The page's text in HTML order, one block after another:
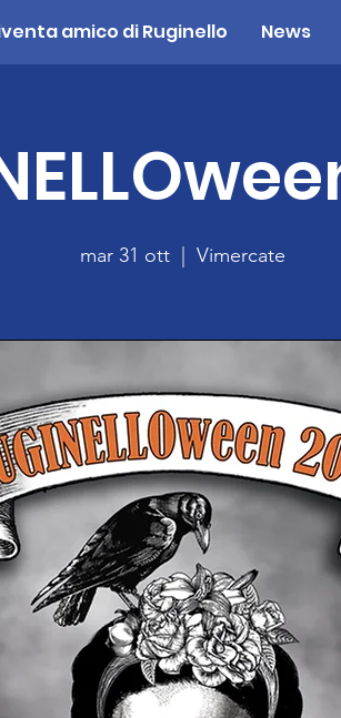
amico di Ruginello News
mar 31 ott
  |
Vimercate